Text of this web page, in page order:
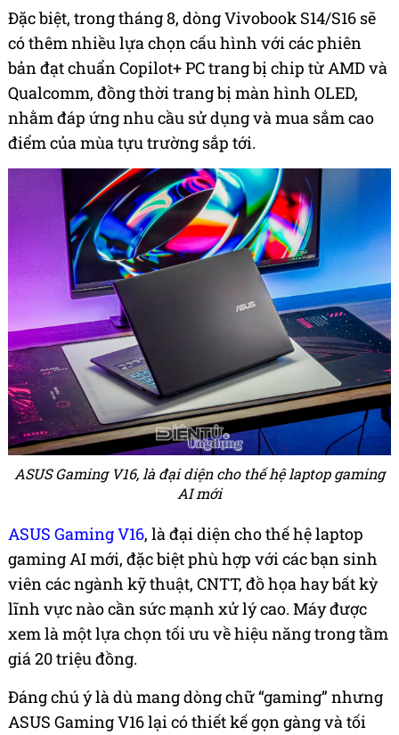
Đặc biệt, trong tháng 8, dòng Vivobook S14/S16 sẽ
có thêm nhiều lựa chọn cấu hình với các phiên
bản đạt chuẩn Copilot+ PC trang bị chip từ AMD và
Qualcomm, đồng thời trang bị màn hình OLED,
nhằm đáp ứng nhu cầu sử dụng và mua sắm cao
điểm của mùa tựu trường sắp tới.
ASUS Gaming V16, là đại diện cho thế hệ laptop gaming
AI mới
ASUS Gaming V16, là đại diện cho thế hệ laptop
gaming AI mới, đặc biệt phù hợp với các bạn sinh
viên các ngành kỹ thuật, CNTT, đồ họa hay bất kỳ
lĩnh vực nào cần sức mạnh xử lý cao. Máy được
xem là một lựa chọn tối ưu về hiệu năng trong tầm
giá 20 triệu đồng.
Đáng chú ý là dù mang dòng chữ “gaming” nhưng
ASUS Gaming V16 lại có thiết kế gọn gàng và tối